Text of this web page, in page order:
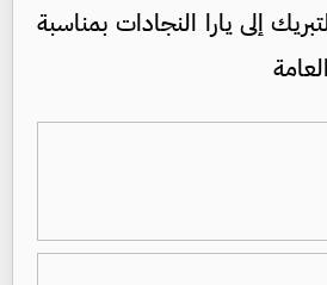
إلى يارا النجادات بمناسبة